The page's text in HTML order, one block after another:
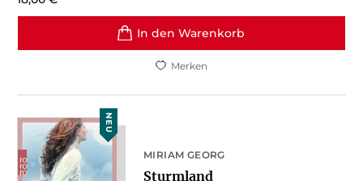
In den Warenkorb
Merken
NEU
MIRIAM GEORG
Sturmland